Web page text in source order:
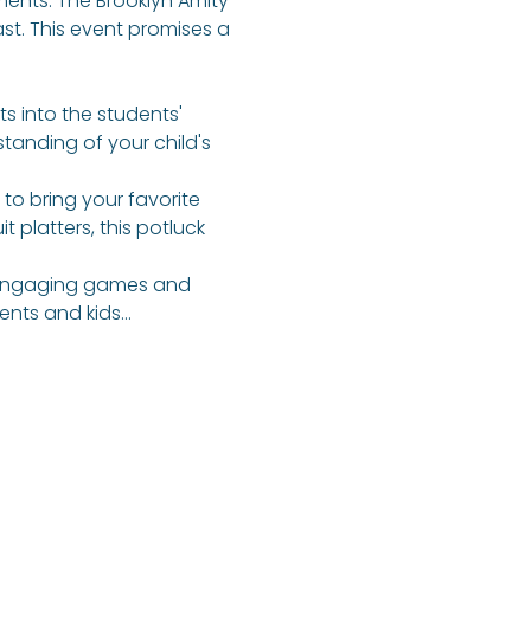
This event promises a
into the students'
of your child's
bring your favorite
platters, this potluck
games and
and kids…